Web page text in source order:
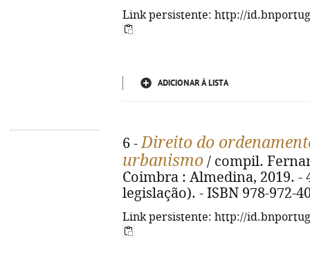
Link persistente: http://
ADICIONAR À LISTA
6 -Direito do
urbanismo / compil.
Coimbra : Almedina, 2019. -
legislação). - ISBN 978-972-
Link persistente: http://